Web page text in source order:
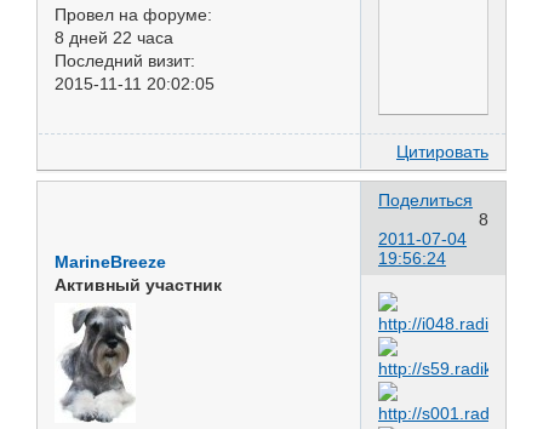
Провел на форуме:
8 дней 22 часа
Последний визит:
2015-11-11 20:02:05
Цитировать
Поделиться
8
2011-07-04
19:56:24
MarineBreeze
Активный участник